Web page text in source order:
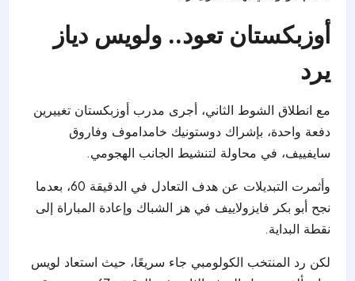
أوزبكستان تعود.. ولويس دياز
يرد
مع انطلاق الشوط الثاني، أجرى مدرب أوزبكستان تغييرين
دفعة واحدة، بإشراك دوستونيك خامداموف وفاروق
سايفييف، في محاولة لتنشيط الجانب الهجومي.
وأثمرت التبديلات عن هدف التعادل في الدقيقة 60، بعدما
نجح أبو بكر فايزولاييف في هز الشباك وإعادة المباراة إلى
نقطة البداية.
لكن رد المنتخب الكولومبي جاء سريعًا، حيث استعاد لويس